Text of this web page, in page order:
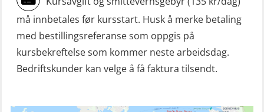
(ORC103)
Skadestedsledelse (OER108)
Skadestedsledelse – repetisjon
(OER118)
må innbetales før kursstart. Husk å merke betaling
med bestillingsreferanse som oppgis på
kursbekreftelse som kommer neste arbeidsdag.
Bedriftskunder kan velge å få faktura tilsendt.